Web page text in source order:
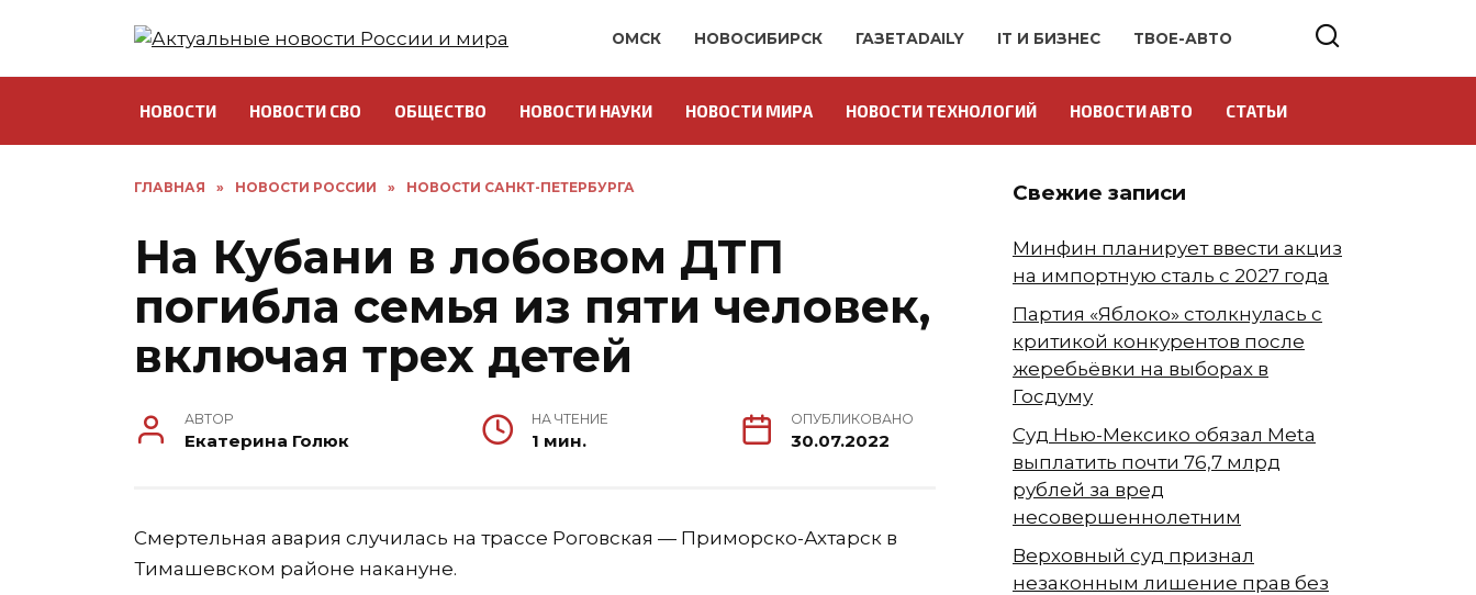
ОМСК НОВОСИБИРСК ГАЗЕТАDAILY IT И БИЗНЕС ТВОЕ-АВТО
НОВОСТИ НОВОСТИ СВО ОБЩЕСТВО НОВОСТИ НАУКИ НОВОСТИ МИРА НОВОСТИ ТЕХНОЛОГИЙ НОВОСТИ АВТО СТАТЬИ
ГЛАВНАЯ » НОВОСТИ РОССИИ » НОВОСТИ САНКТ-ПЕТЕРБУРГА
На Кубани в лобовом ДТП
погибла семья из пяти человек,
включая трех детей
АВТОР
Екатерина Голюк
НА ЧТЕНИЕ
1 мин.
ОПУБЛИКОВАНО
30.07.2022
Смертельная авария случилась на трассе Роговская — Приморско-Ахтарск в
Тимашевском районе накануне.
Свежие записи
Минфин планирует ввести акциз
на импортную сталь с 2027 года
Партия «Яблоко» столкнулась с
критикой конкурентов после
жеребьёвки на выборах в
Госдуму
Суд Нью-Мексико обязал Meta
выплатить почти 76,7 млрд
рублей за вред
несовершеннолетним
Верховный суд признал
незаконным лишение прав без